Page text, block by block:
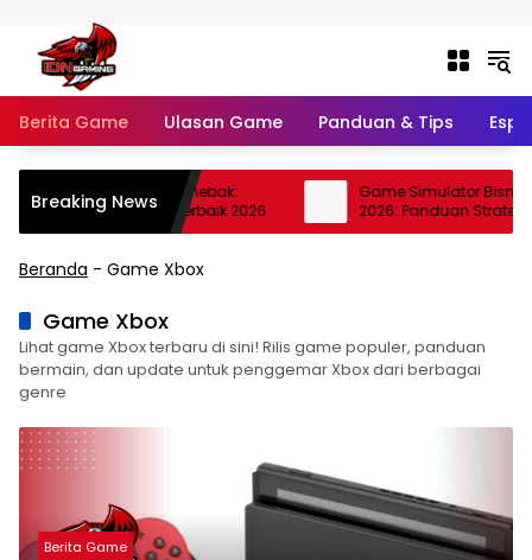
Berita Game Ulasan Game Panduan & Tips
Breaking News
dan Menebak:
Strategi Platform Terbaik 2026
Game Simulator Bisnis
2026: Panduan Strategi
Beranda - Game Xbox
Game Xbox
Lihat game Xbox terbaru di sini! Rilis game populer, panduan
bermain, dan update untuk penggemar Xbox dari berbagai
genre
Berita Game